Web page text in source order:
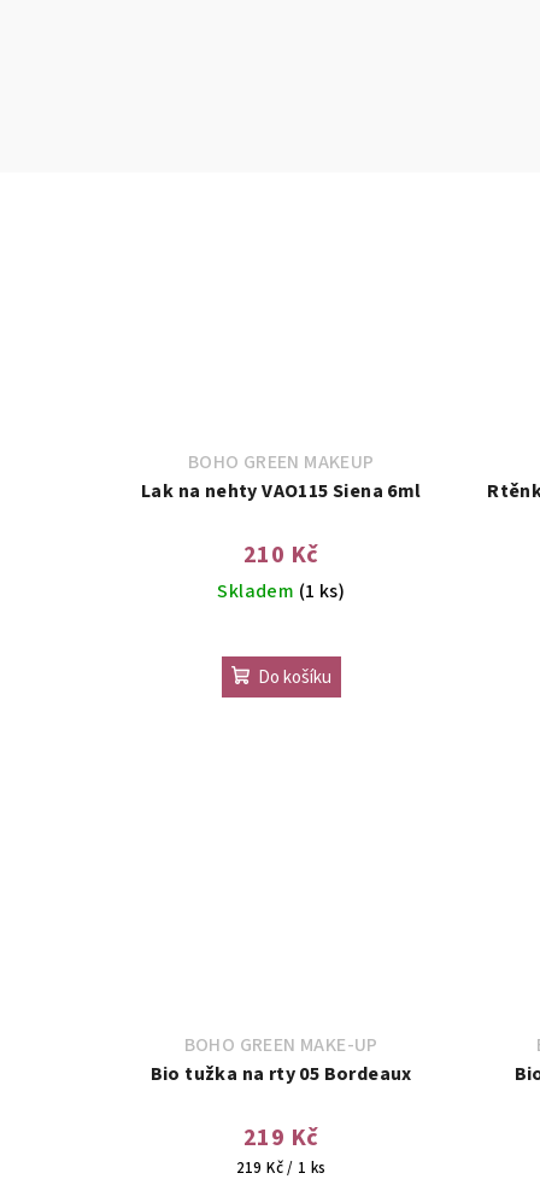
BOHO GREEN MAKEUP
Lak na nehty VAO115 Siena 6ml
210 Kč
Skladem (1 ks)
Do košíku
BOHO GREEN MAKE-UP
Bio tužka na rty 05 Bordeaux
219 Kč
Měrná
219 Kč / 1 ks